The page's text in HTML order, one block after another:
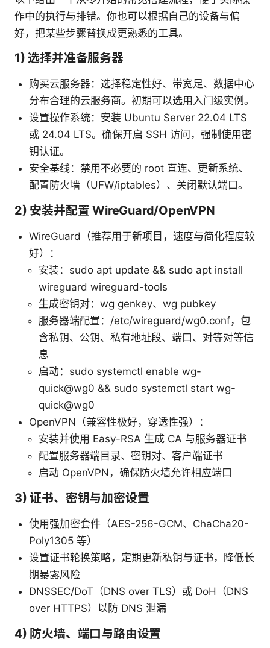
作中的执行与排错。你也可以根据自己的设备与偏
好，把某些步骤替换成更熟悉的工具。
1) 选择并准备服务器
购买云服务器：选择稳定性好、带宽足、数据中心
分布合理的云服务商。初期可以选用入门级实例。
设置操作系统：安装 Ubuntu Server 22.04 LTS
或 24.04 LTS。确保开启 SSH 访问，强制使用密
钥认证。
安全基线：禁用不必要的 root 直连、更新系统、
配置防火墙（UFW/iptables）、关闭默认端口。
2) 安装并配置 WireGuard/OpenVPN
WireGuard（推荐用于新项目，速度与简化程度较
好）：
安装：sudo apt update && sudo apt install
wireguard wireguard-tools
生成密钥对：wg genkey、wg pubkey
服务器端配置：/etc/wireguard/wg0.conf，包
含私钥、公钥、私有地址段、端口、对等对等信
息
启动：sudo systemctl enable wg-
quick@wg0 && sudo systemctl start wg-
quick@wg0
OpenVPN（兼容性极好，穿透性强）：
安装并使用 Easy-RSA 生成 CA 与服务器证书
配置服务器端目录、密钥对、客户端证书
启动 OpenVPN，确保防火墙允许相应端口
3) 证书、密钥与加密设置
使用强加密套件（AES-256-GCM、ChaCha20-
Poly1305 等）
设置证书轮换策略，定期更新私钥与证书，降低长
期暴露风险
DNSSEC/DoT（DNS over TLS）或 DoH（DNS
over HTTPS）以防 DNS 泄漏
4) 防火墙、端口与路由设置